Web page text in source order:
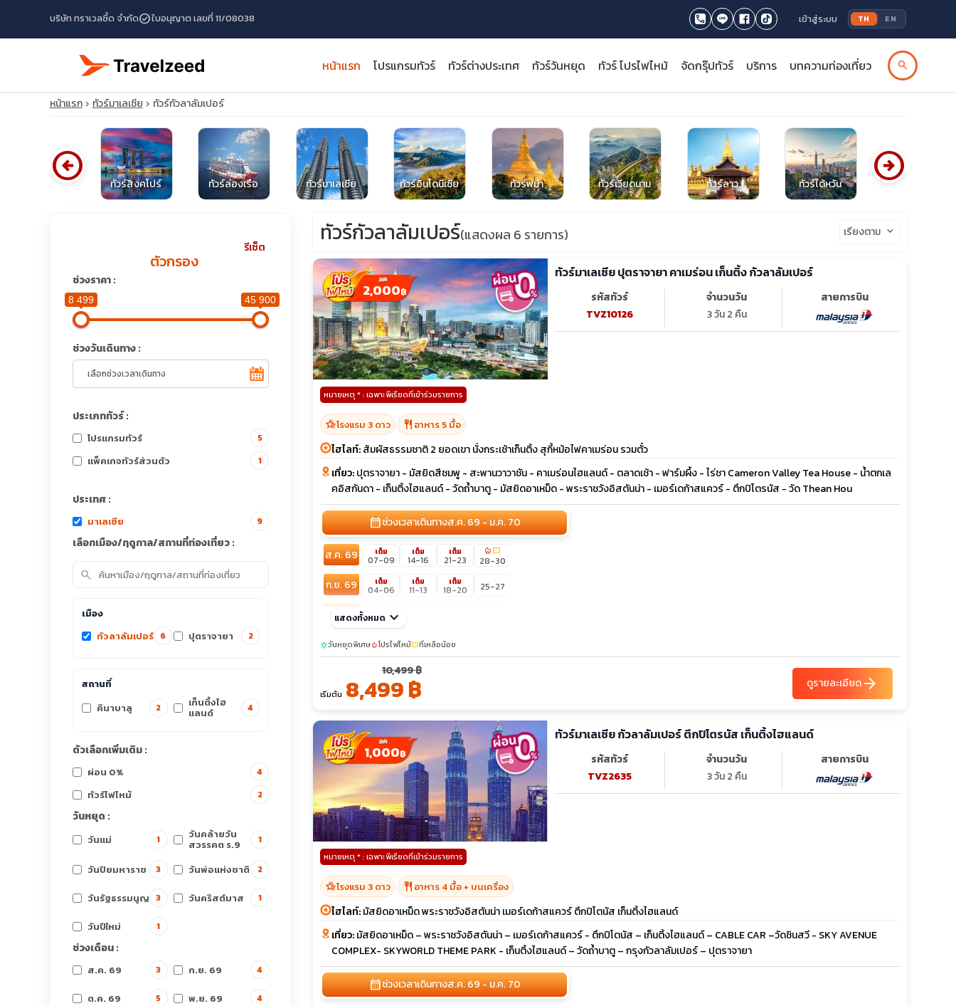
บริษัท ทราเวลซี้ด จำกัดcheck_circleใบอนุญาต เลขที่ 11/08038 เข้าสู่ระบบ TH EN
หน้าแรก โปรแกรมทัวร์ ทัวร์ต่างประเทศ ทัวร์วันหยุด ทัวร์ โปรไฟไหม้ จัดกรุ๊ปทัวร์ บริการ บทความท่องเที่ยว search
close
หน้าแรก ทัวร์มาเลเซีย ทัวร์กัวลาลัมเปอร์
ทัวร์สิงคโปร์ ทัวร์ล่องเรือ ทัวร์มาเลเซีย ทัวร์อินโดนีเซีย ทัวร์พม่า ทัวร์เวียดนาม ทัวร์ลาว ทัวร์ไต้หวัน ทัวร์สิงคโปร์
arrow_circle_left arrow_circle_right
รีเซ็ต
ตัวกรอง
ช่วงราคา :
8 499 45 900
ช่วงวันเดินทาง :
ประเภททัวร์ :
โปรแกรมทัวร์ 5
แพ็คเกจทัวร์ส่วนตัว 1
ประเทศ :
มาเลเซีย 9
เลือกเมือง/ฤดูกาล/สถานที่ท่องเที่ยว :
search
เมือง
กัวลาลัมเปอร์ 6 ปุตราจายา 2
สถานที่
คินาบาลู
2 เก็นติ้งไฮ
แลนด์ 4
ตัวเลือกเพิ่มเติม :
ผ่อน 0% 4
ทัวร์ไฟไหม้ 2
วันหยุด :
วันแม่ 1 วันคล้ายวัน
สวรรคต ร.9 1
วันปิยมหาราช 3 วันพ่อแห่งชาติ 2
วันรัฐธรรมนูญ 3 วันคริสต์มาส 1
วันปีใหม่ 1
ช่วงเดือน :
ส.ค. 69 3 ก.ย. 69 4
ต.ค. 69 5 พ.ย. 69 4
ทัวร์กัวลาลัมเปอร์(แสดงผล 6 รายการ) เรียงตาม keyboard_arrow_down
2,000฿
ทัวร์มาเลเซีย ปุตราจายา คาเมร่อน เก็นติ้ง กัวลาลัมเปอร์
รหัสทัวร์
TVZ10126
จำนวนวัน
3 วัน 2 คืน
สายการบิน
หมายเหตุ * : เฉพาะพีเรียดที่เข้าร่วมรายการ
hotel_classโรงแรม 3 ดาว restaurant อาหาร 5 มื้อ
ไฮไลท์:สัมผัสธรรมชาติ 2 ยอดเขา นั่งกระเช้าเก็นติ้ง สุกี้หม้อไฟคาเมร่อน รวมตั๋ว
เที่ยว:ปุตราจายา - มัสยิดสีชมพู - สะพานวาวาชัน - คาเมร่อนไฮแลนด์ - ตลาดเช้า - ฟาร์มผึ้ง - ไร่ชา Cameron Valley Tea House - น้ำตกเล
คอิสกันดา - เก็นติ้งไฮแลนด์ - วัดถ้ำบาตู - มัสยิดอาเหม็ด - พระราชวังอิสตันน่า - เมอร์เดก้าสแควร์ - ตึกปิโตรนัส - วัด Thean Hou
calendar_monthช่วงเวลาเดินทางส.ค. 69 - ม.ค. 70
ส.ค. 69 เต็ม
07-09
เต็ม
14-16
เต็ม
21-23
local_fire_departmentconfirmation_number
28-30
ก.ย. 69 เต็ม
04-06
เต็ม
11-13
เต็ม
18-20 25-27
ต.ค. 69 02-04
พ.ย. 69 06-08 13-15 20-22
sunny
05-07
sunny
10-12
sunny
แสดงทั้งหมด keyboard_arrow_down
sunnyวันหยุดพิเศษlocal_fire_departmentโปรไฟไหม้confirmation_numberที่เหลือน้อย
เริ่มต้น
10,499 ฿
8,499 ฿ ดูรายละเอียดarrow_forward
1,000฿
ทัวร์มาเลเซีย กัวลาลัมเปอร์ ตึกปิโตรนัส เก็นติ้งไฮแลนด์
รหัสทัวร์
TVZ2635
จำนวนวัน
3 วัน 2 คืน
สายการบิน
หมายเหตุ * : เฉพาะพีเรียดที่เข้าร่วมรายการ
hotel_classโรงแรม 3 ดาว restaurant อาหาร 4 มื้อ + บนเครื่อง
ไฮไลท์:มัสยิดอาเหม็ด พระราชวังอิสตันน่า เมอร์เดก้าสแควร์ ตึกปิโตนัส เก็นติ้งไฮแลนด์
เที่ยว:มัสยิดอาเหม็ด – พระราชวังอิสตันน่า – เมอร์เดก้าสแควร์ - ตึกปิโตนัส – เก็นติ้งไฮแลนด์ – CABLE CAR –วัดชินสวี - SKY AVENUE
COMPLEX- SKYWORLD THEME PARK - เก็นติ้งไฮแลนด์ – วัดถ้ำบาตู – กรุงกัวลาลัมเปอร์ – ปุตราจายา
calendar_monthช่วงเวลาเดินทางส.ค. 69 - ม.ค. 70